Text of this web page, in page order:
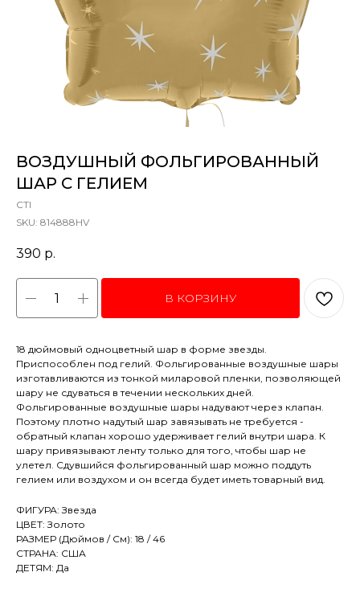
ВОЗДУШНЫЙ ФОЛЬГИРОВАННЫЙ
ШАР С ГЕЛИЕМ
CTI
SKU: 814888HV
390 р.
В КОРЗИНУ
18 дюймовый одноцветный шар в форме звезды.
Приспособлен под гелий. Фольгированные воздушные шары
изготавливаются из тонкой миларовой пленки, позволяющей
шару не сдуваться в течении нескольких дней.
Фольгированные воздушные шары надувают через клапан.
Поэтому плотно надутый шар завязывать не требуется -
обратный клапан хорошо удерживает гелий внутри шара. К
шару привязывают ленту только для того, чтобы шар не
улетел. Сдувшийся фольгированный шар можно поддуть
гелием или воздухом и он всегда будет иметь товарный вид.
ФИГУРА: Звезда
ЦВЕТ: Золото
РАЗМЕР (Дюймов / См): 18 / 46
СТРАНА: США
ДЕТЯМ: Да